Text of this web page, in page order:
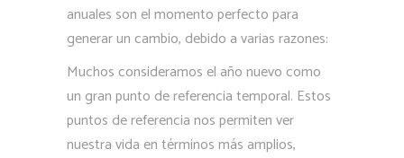
anuales son el momento perfecto para
generar un cambio, debido a varias razones:
Muchos consideramos el año nuevo como
un gran punto de referencia temporal. Estos
puntos de referencia nos permiten ver
nuestra vida en términos más amplios,